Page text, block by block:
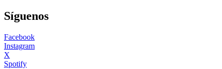
Síguenos
Facebook
Instagram
X
Spotify